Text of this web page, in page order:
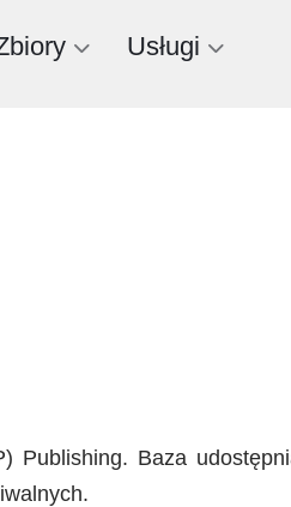
Usługi
Publishing. Baza